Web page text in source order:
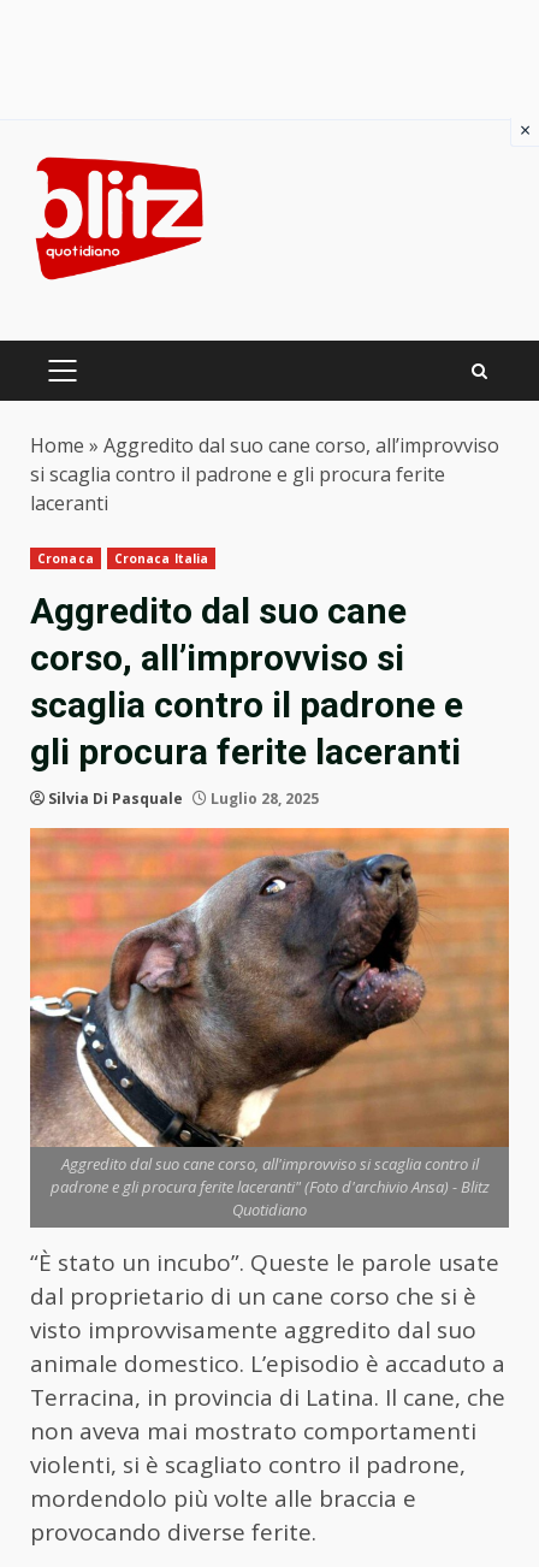
content
PRIMARY
Home » Aggredito dal suo cane corso, all’improvviso
si scaglia contro il padrone e gli procura ferite
laceranti
Cronaca Cronaca Italia
Aggredito dal suo cane
corso, all’improvviso si
scaglia contro il padrone e
gli procura ferite laceranti
Silvia Di Pasquale Luglio 28, 2025
Aggredito dal suo cane corso, all'improvviso si scaglia contro il
padrone e gli procura ferite laceranti" (Foto d'archivio Ansa) - Blitz
Quotidiano
“È stato un incubo”. Queste le parole usate
dal proprietario di un cane corso che si è
visto improvvisamente aggredito dal suo
animale domestico. L’episodio è accaduto a
Terracina, in provincia di Latina. Il cane, che
non aveva mai mostrato comportamenti
violenti, si è scagliato contro il padrone,
mordendolo più volte alle braccia e
provocando diverse ferite.
×